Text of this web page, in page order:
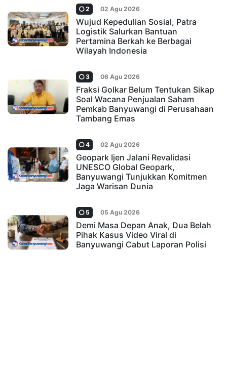
2 02 Agu 2026
Wujud Kepedulian Sosial, Patra
Logistik Salurkan Bantuan
Pertamina Berkah ke Berbagai
Wilayah Indonesia
3 06 Agu 2026
Fraksi Golkar Belum Tentukan Sikap
Soal Wacana Penjualan Saham
Pemkab Banyuwangi di Perusahaan
Tambang Emas
4 02 Agu 2026
Geopark Ijen Jalani Revalidasi
UNESCO Global Geopark,
Banyuwangi Tunjukkan Komitmen
Jaga Warisan Dunia
5 05 Agu 2026
Demi Masa Depan Anak, Dua Belah
Pihak Kasus Video Viral di
Banyuwangi Cabut Laporan Polisi